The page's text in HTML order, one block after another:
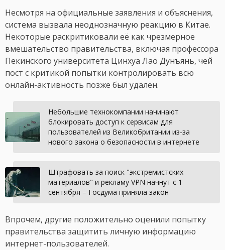
Несмотря на официальные заявления и объяснения,
система вызвала неоднозначную реакцию в Китае.
Некоторые раскритиковали её как чрезмерное
вмешательство правительства, включая профессора
Пекинского университета Цинхуа Лао Дунъянь, чей
пост с критикой попытки контролировать всю
онлайн-активность позже был удален.
Небольшие технокомпании начинают
блокировать доступ к сервисам для
пользователей из Великобритании из-за
нового закона о безопасности в интернете
Штрафовать за поиск "экстремистских
материалов" и рекламу VPN начнут с 1
сентября – Госдума приняла закон
Впрочем, другие положительно оценили попытку
правительства защитить личную информацию
интернет-пользователей.